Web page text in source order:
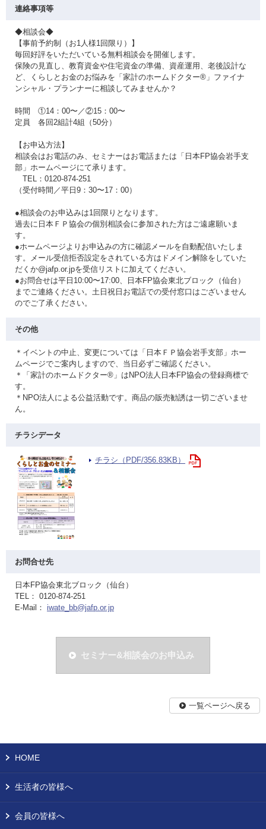
連絡事項等
◆相談会◆
【事前予約制（お1人様1回限り）】
毎回好評をいただいている無料相談会を開催します。
保険の見直し、教育資金や住宅資金の準備、資産運用、老後設計な
ど、くらしとお金のお悩みを「家計のホームドクター®」ファイナ
ンシャル・プランナーに相談してみませんか？
時間 ①14：00〜／②15：00〜
定員 各回2組計4組（50分）
【お申込方法】
相談会はお電話のみ、セミナーはお電話または「日本FP協会岩手支
部」ホームページにて承ります。
TEL：0120-874-251
（受付時間／平日9：30〜17：00）
●相談会のお申込みは1回限りとなります。
過去に日本ＦＰ協会の個別相談会に参加された方はご遠慮願いま
す。
●ホームページよりお申込みの方に確認メールを自動配信いたしま
す。メール受信拒否設定をされている方はドメイン解除をしていた
だくか@jafp.or.jpを受信リストに加えてください。
●お問合せは平日10:00〜17:00、日本FP協会東北ブロック（仙台）
までご連絡ください。土日祝日お電話での受付窓口はございません
のでご了承ください。
その他
＊イベントの中止、変更については「日本ＦＰ協会岩手支部」ホー
ムページでご案内しますので、当日必ずご確認ください。
＊「家計のホームドクター®」はNPO法人日本FP協会の登録商標で
す。
＊NPO法人による公益活動です。商品の販売勧誘は一切ございませ
ん。
チラシデータ
チラシ（PDF/356.83KB）
お問合せ先
日本FP協会東北ブロック（仙台）
TEL： 0120-874-251
E-Mail： iwate_bb@jafp.or.jp
セミナー&相談会のお申込み
一覧ページへ戻る
HOME
生活者の皆様へ
会員の皆様へ